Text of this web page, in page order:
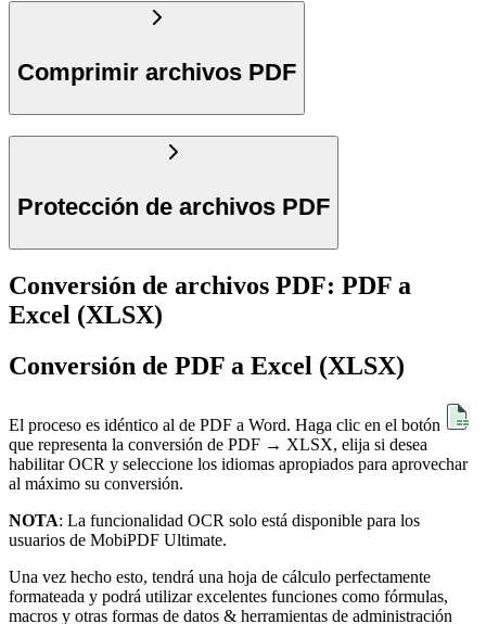
Comprimir archivos PDF
Protección de archivos PDF
Conversión de archivos PDF: PDF a
Excel (XLSX)
Conversión de PDF a Excel (XLSX)
El proceso es idéntico al de PDF a Word. Haga clic en el botón
que representa la conversión de PDF → XLSX, elija si desea
habilitar OCR y seleccione los idiomas apropiados para aprovechar
al máximo su conversión.
NOTA: La funcionalidad OCR solo está disponible para los
usuarios de MobiPDF Ultimate.
Una vez hecho esto, tendrá una hoja de cálculo perfectamente
formateada y podrá utilizar excelentes funciones como fórmulas,
macros y otras formas de datos & herramientas de administración